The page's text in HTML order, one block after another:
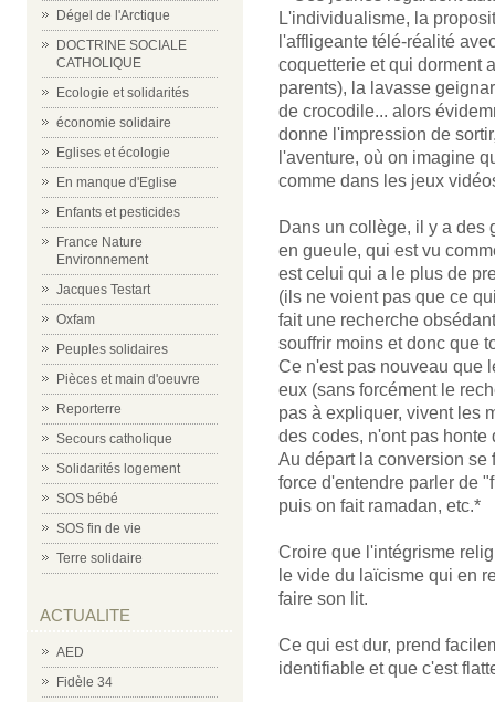
Dégel de l'Arctique
DOCTRINE SOCIALE
CATHOLIQUE
Ecologie et solidarités
économie solidaire
Eglises et écologie
En manque d'Eglise
Enfants et pesticides
France Nature
Environnement
Jacques Testart
Oxfam
Peuples solidaires
Pièces et main d'oeuvre
Reporterre
Secours catholique
Solidarités logement
SOS bébé
SOS fin de vie
Terre solidaire
ACTUALITE
AED
Fidèle 34
L'individualisme, la
l'affligeante télé-réalité
coquetterie et qui dorment
parents), la lavasse
de crocodile... alors
donne l'impression de
l'aventure, où on imagine
comme dans les jeux
Dans un collège, il y a des
en gueule, qui est vu
est celui qui a le plus de
(ils ne voient pas que ce
fait une recherche
souffrir moins et donc que
Ce n'est pas nouveau que
eux (sans forcément le
pas à expliquer, vivent les
des codes, n'ont pas
Au départ la conversion se
force d'entendre parler de
puis on fait ramadan, etc.*
Croire que l'intégrisme
le vide du laïcisme qui en
faire son lit.
Ce qui est dur, prend
identifiable et que c'est